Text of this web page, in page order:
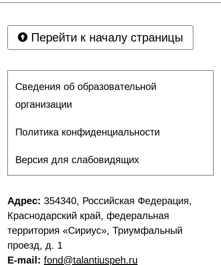
Перейти к началу страницы
Сведения об образовательной
организации
Политика конфиденциальности
Версия для слабовидящих
Адрес: 354340, Российская Федерация,
Краснодарский край, федеральная
территория «Сириус», Триумфальный
проезд, д. 1
E-mail: fond@talantiuspeh.ru